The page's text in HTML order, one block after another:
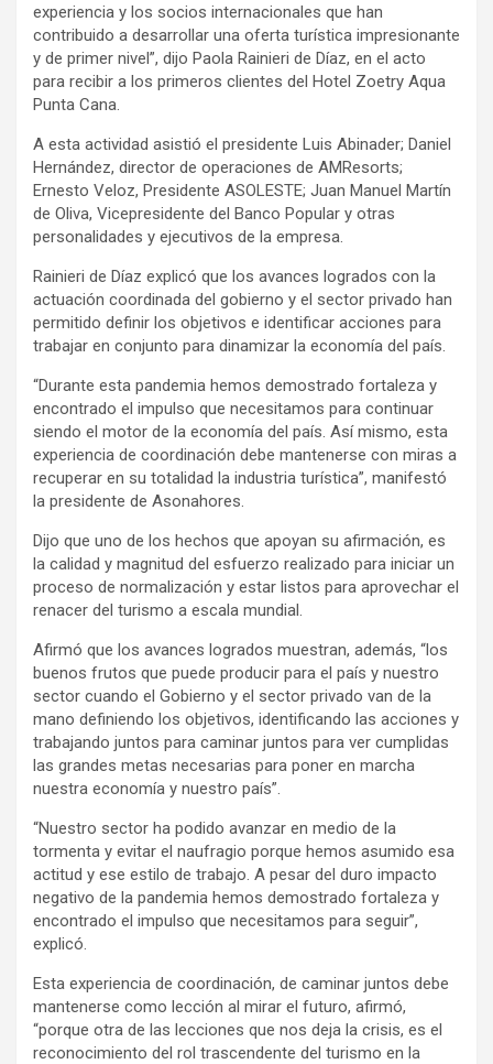
experiencia y los socios internacionales que han
contribuido a desarrollar una oferta turística impresionante
y de primer nivel”, dijo Paola Rainieri de Díaz, en el acto
para recibir a los primeros clientes del Hotel Zoetry Aqua
Punta Cana.
A esta actividad asistió el presidente Luis Abinader; Daniel
Hernández, director de operaciones de AMResorts;
Ernesto Veloz, Presidente ASOLESTE; Juan Manuel Martín
de Oliva, Vicepresidente del Banco Popular y otras
personalidades y ejecutivos de la empresa.
Rainieri de Díaz explicó que los avances logrados con la
actuación coordinada del gobierno y el sector privado han
permitido definir los objetivos e identificar acciones para
trabajar en conjunto para dinamizar la economía del país.
“Durante esta pandemia hemos demostrado fortaleza y
encontrado el impulso que necesitamos para continuar
siendo el motor de la economía del país. Así mismo, esta
experiencia de coordinación debe mantenerse con miras a
recuperar en su totalidad la industria turística”, manifestó
la presidente de Asonahores.
Dijo que uno de los hechos que apoyan su afirmación, es
la calidad y magnitud del esfuerzo realizado para iniciar un
proceso de normalización y estar listos para aprovechar el
renacer del turismo a escala mundial.
Afirmó que los avances logrados muestran, además, “los
buenos frutos que puede producir para el país y nuestro
sector cuando el Gobierno y el sector privado van de la
mano definiendo los objetivos, identificando las acciones y
trabajando juntos para caminar juntos para ver cumplidas
las grandes metas necesarias para poner en marcha
nuestra economía y nuestro país”.
“Nuestro sector ha podido avanzar en medio de la
tormenta y evitar el naufragio porque hemos asumido esa
actitud y ese estilo de trabajo. A pesar del duro impacto
negativo de la pandemia hemos demostrado fortaleza y
encontrado el impulso que necesitamos para seguir”,
explicó.
Esta experiencia de coordinación, de caminar juntos debe
mantenerse como lección al mirar el futuro, afirmó,
“porque otra de las lecciones que nos deja la crisis, es el
reconocimiento del rol trascendente del turismo en la